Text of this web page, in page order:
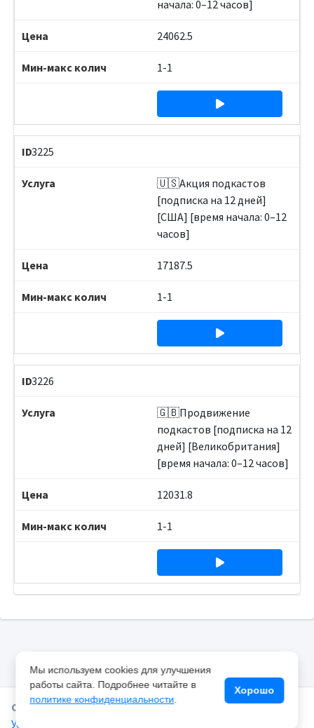
начала: 0–12 часов]
24062.5
1-1
3225
🇺🇸Акция подкастов
[подписка на 12 дней]
[США] [время начала: 0–12
часов]
17187.5
1-1
3226
🇬🇧Продвижение
подкастов [подписка на 12
дней] [Великобритания]
[время начала: 0–12 часов]
12031.8
1-1
Copyright © 2025 SMMEYE.RU.Все права защищены.
Условия и политика конфиденциальности
Мы используем cookies для улучшения
работы сайта. Подробнее читайте в
политике конфиденциальности
Хорошо